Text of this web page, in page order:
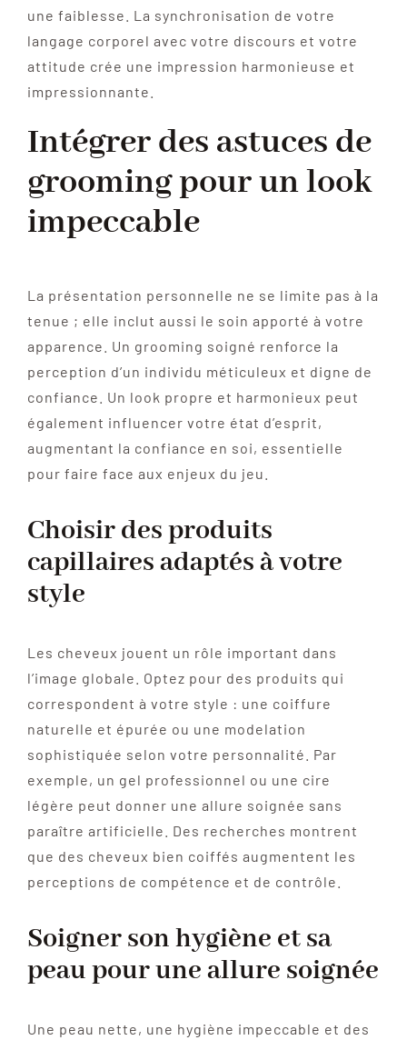
une faiblesse. La synchronisation de votre
langage corporel avec votre discours et votre
attitude crée une impression harmonieuse et
impressionnante.
Intégrer des astuces de
grooming pour un look
impeccable
La présentation personnelle ne se limite pas à la
tenue ; elle inclut aussi le soin apporté à votre
apparence. Un grooming soigné renforce la
perception d’un individu méticuleux et digne de
confiance. Un look propre et harmonieux peut
également influencer votre état d’esprit,
augmentant la confiance en soi, essentielle
pour faire face aux enjeux du jeu.
Choisir des produits
capillaires adaptés à votre
style
Les cheveux jouent un rôle important dans
l’image globale. Optez pour des produits qui
correspondent à votre style : une coiffure
naturelle et épurée ou une modelation
sophistiquée selon votre personnalité. Par
exemple, un gel professionnel ou une cire
légère peut donner une allure soignée sans
paraître artificielle. Des recherches montrent
que des cheveux bien coiffés augmentent les
perceptions de compétence et de contrôle.
Soigner son hygiène et sa
peau pour une allure soignée
Une peau nette, une hygiène impeccable et des